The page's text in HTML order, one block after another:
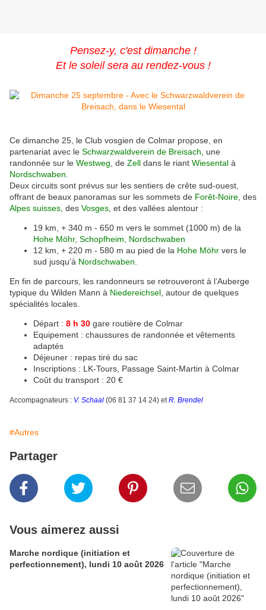
Pensez-y, c'est dimanche !
Et le soleil sera au rendez-vous !
Ce dimanche 25, le Club vosgien de Colmar propose, en
partenariat avec le Schwarzwaldverein de Breisach , une
randonnée sur le Westweg , de Zell dans le riant Wiesental à
Nordschwaben
Deux circuits sont prévus sur les sentiers de crête sud-ouest,
offrant de beaux panoramas sur les sommets de Forêt-Noire , des
Alpes suisses , des Vosges , et des vallées alentour :
19 km, + 340 m - 650 m vers le sommet (1000 m) de la
Hohe Möhr, Schopfheim, Nordschwaben
12 km, + 220 m - 580 m au pied de la Hohe Möhr vers le
sud jusqu’à Nordschwaben
En fin de parcours, les randonneurs se retrouveront à l’Auberge
typique du Wilden Mann à Niedereichsel , autour de quelques
spécialités locales.
Départ : 8 h 30 gare routière de Colmar
Equipement : chaussures de randonnée et vêtements
adaptés
Déjeuner : repas tiré du sac
Inscriptions : LK-Tours, Passage Saint-Martin à Colmar
Coût du transport : 20 €
Accompagnateurs : V. Schaal (06 81 37 14 24) etR. Brendel
#Autres
Partager
Vous aimerez aussi
Marche nordique (initiation et
perfectionnement), lundi 10 août 2026